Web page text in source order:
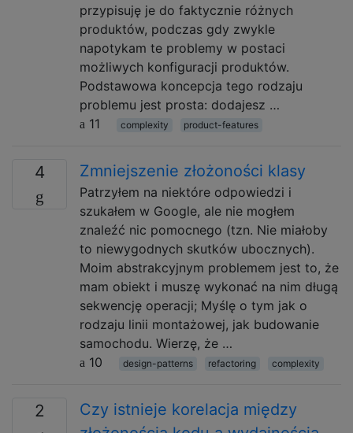
przypisuję je do faktycznie różnych
produktów, podczas gdy zwykle
napotykam te problemy w postaci
możliwych konfiguracji produktów.
Podstawowa koncepcja tego rodzaju
problemu jest prosta: dodajesz …
11
complexity product-features
4 Zmniejszenie złożoności klasy
Patrzyłem na niektóre odpowiedzi i
szukałem w Google, ale nie mogłem
znaleźć nic pomocnego (tzn. Nie miałoby
to niewygodnych skutków ubocznych).
Moim abstrakcyjnym problemem jest to, że
mam obiekt i muszę wykonać na nim długą
sekwencję operacji; Myślę o tym jak o
rodzaju linii montażowej, jak budowanie
samochodu. Wierzę, że …
10
design-patterns refactoring complexity
2
Czy istnieje korelacja między